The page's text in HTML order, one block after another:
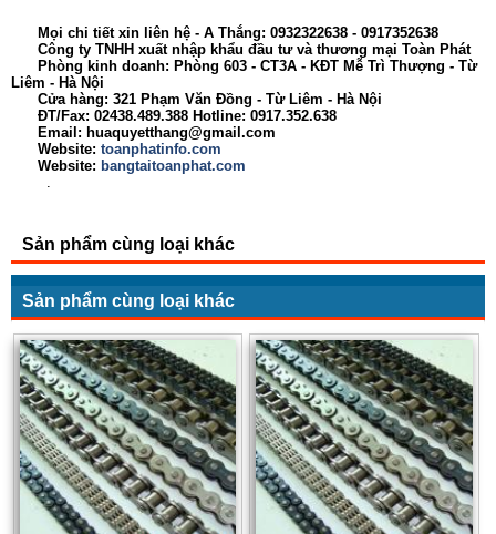
Mọi chi tiết xin liên hệ - A Thắng: 0932322638 - 0917352638
Công ty TNHH xuất nhập khẩu đầu tư và thương mại Toàn Phát
Phòng kinh doanh: Phòng 603 - CT3A - KĐT Mễ Trì Thượng - Từ
Liêm - Hà Nội
Cửa hàng: 321 Phạm Văn Đồng - Từ Liêm - Hà Nội
ĐT/Fax: 02438.489.388 Hotline: 0917.352.638
Email: huaquyetthang@gmail.com
Website: toanphatinfo.com
Website: bangtaitoanphat.com
.
Sản phẩm cùng loại khác
Sản phẩm cùng loại khác